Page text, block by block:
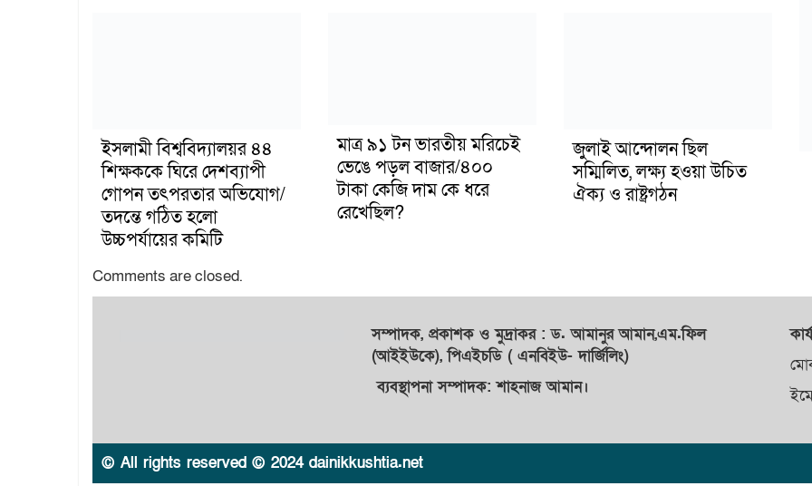
ইসলামী বিশ্ববিদ্যালয়র ৪৪
শিক্ষককে ঘিরে দেশব্যাপী
গোপন তৎপরতার অভিযোগ/
তদন্তে গঠিত হলো
উচ্চপর্যায়ের কমিটি
মাত্র ৯১ টন ভারতীয় মরিচেই
ভেঙে পড়ল বাজার/৪০০
টাকা কেজি দাম কে ধরে
রেখেছিল?
জুলাই আন্দোলন ছিল
সম্মিলিত, লক্ষ্য হওয়া উচিত
ঐক্য ও রাষ্ট্রগঠন
Comments are closed.
সম্পাদক, প্রকাশকওমুদ্রাকর: ড. আমানুর আমান,এম.ফিল
(আইইউকে), পিএইচডি ( এনবিইউ- দার্জিলিং)
ব্যবস্থাপনা সম্পাদক: শাহনাজ আমান।
© All rights reserved © 2024 dainikkushtia.net